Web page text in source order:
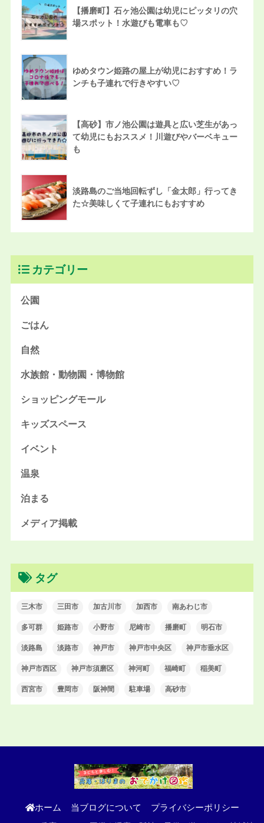
【播磨町】石ヶ池公園は幼児にピッタリの穴
場スポット！水遊びも電車も♡
ゆめタウン姫路の屋上が幼児におすすめ！ラ
ンチも子連れで行きやすい♡
【高砂】市ノ池公園は遊具と広い芝生があっ
て幼児にもおススメ！川遊びやバーベキュー
も
淡路島のご当地回転ずし「金太郎」行ってき
た☆美味しくて子連れにもおすすめ
カテゴリー
公園
ごはん
自然
水族館・動物園・博物館
ショッピングモール
キッズスペース
イベント
温泉
泊まる
メディア掲載
タグ
三木市 三田市 加古川市 加西市 南あわじ市
多可群 姫路市 小野市 尼崎市 播磨町 明石市
淡路島 淡路市 神戸市 神戸市中央区 神戸市垂水区
神戸市西区 神戸市須磨区 神河町 福崎町 稲美町
西宮市 豊岡市 阪神間 駐車場 高砂市
ホーム 当ブログについて プライバシーポリシー